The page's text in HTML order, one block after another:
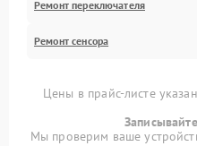
Ремонт переключателя
Ремонт сенсора
Цены в прайс-листе
Мы проверим ваше